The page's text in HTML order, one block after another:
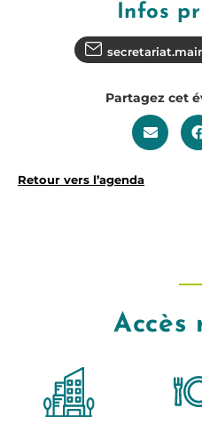
Infos
Partagez cet
Retour vers l’agenda
Accès